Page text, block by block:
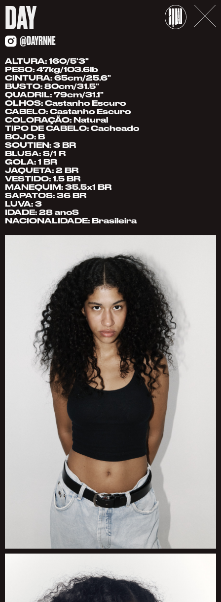
DAY
@DAYRNNE
ALTURA: 160/5'3"
PESO: 47kg/103.6lb
CINTURA: 65cm/25.6"
BUSTO: 80cm/31.5"
QUADRIL: 79cm/31.1"
OLHOS: Castanho Escuro
CABELO: Castanho Escuro
COLORAÇÃO: Natural
TIPO DE CABELO: Cacheado
BOJO: B
SOUTIEN: 3 BR
BLUSA: S/1 R
GOLA: 1 BR
JAQUETA: 2 BR
VESTIDO: 1.5 BR
MANEQUIM: 35.5x1 BR
SAPATOS: 36 BR
LUVA: 3
IDADE: 28 anoS
NACIONALIDADE: Brasileira